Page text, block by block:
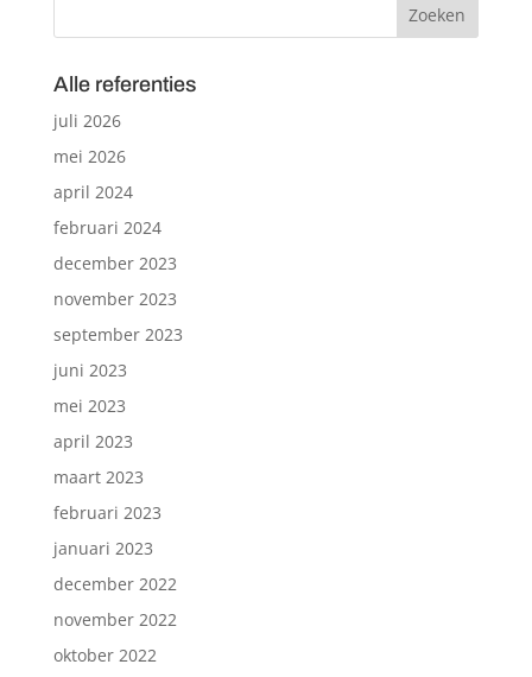
Alle referenties
juli 2026
mei 2026
april 2024
februari 2024
december 2023
november 2023
september 2023
juni 2023
mei 2023
april 2023
maart 2023
februari 2023
januari 2023
december 2022
november 2022
oktober 2022